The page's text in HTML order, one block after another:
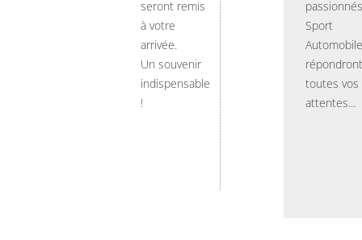
seront remis
à votre
arrivée.
Un souvenir
indispensable
!
Sport
Automobile
toutes vos
attentes...